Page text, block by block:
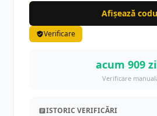
Afișează
Verificare
acum 909
Verificare
ISTORIC VERIFICĂRI